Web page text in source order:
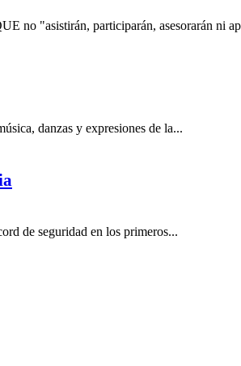
no "asistirán, participarán, asesorarán ni
danzas y expresiones de la...
de seguridad en los primeros...